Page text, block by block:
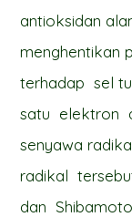
antioksidan
menghentikan
terhadap sel
satu elektron
senyawa
radikal
dan